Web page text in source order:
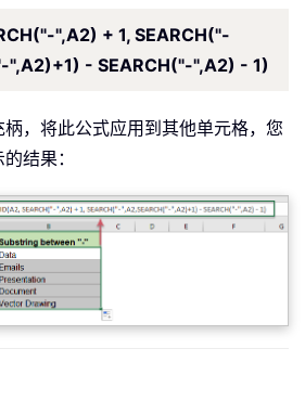
",A2) + 1, SEARCH("-
",A2)+1) - SEARCH("-",A2) - 1)
，将此公式应用到其他单元格，您
结果：